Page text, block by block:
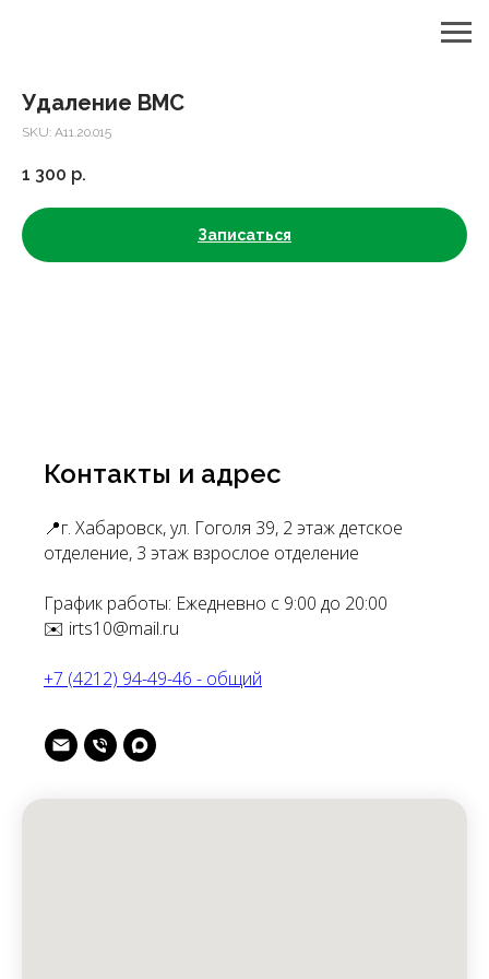
Удаление ВМС
SKU: A11.20.015
1 300 р.
Записаться
Контакты и адрес
📍г. Хабаровск, ул. Гоголя 39, 2 этаж детское
отделение, 3 этаж взрослое отделение
График работы: Ежедневно с 9:00 до 20:00
✉️ irts10@mail.ru
+7 (4212) 94-49-46 - общий